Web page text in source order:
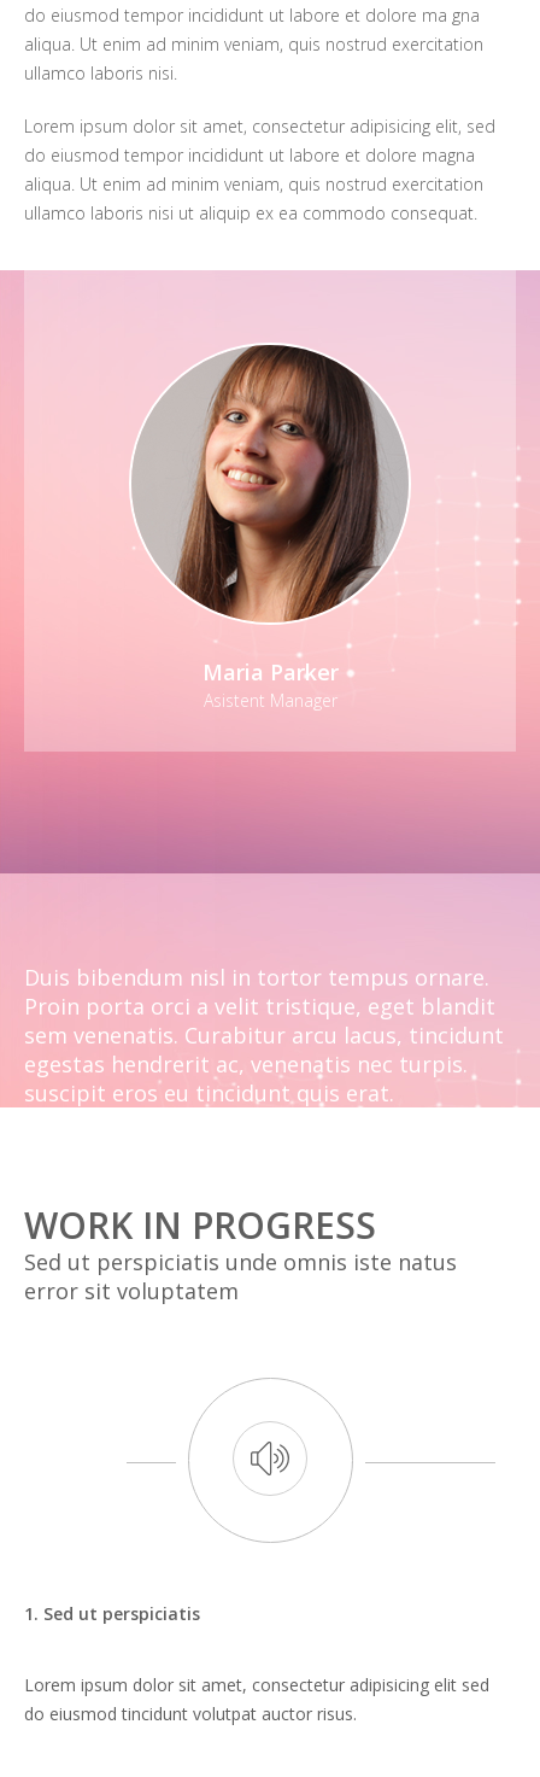
do eiusmod tempor incididunt ut labore et dolore ma gna
aliqua. Ut enim ad minim veniam, quis nostrud exercitation
ullamco laboris nisi.
Lorem ipsum dolor sit amet, consectetur adipisicing elit, sed
do eiusmod tempor incididunt ut labore et dolore magna
aliqua. Ut enim ad minim veniam, quis nostrud exercitation
ullamco laboris nisi ut aliquip ex ea commodo consequat.
Maria Parker
Asistent Manager
Duis bibendum nisl in tortor tempus ornare.
Proin porta orci a velit tristique, eget blandit
sem venenatis. Curabitur arcu lacus, tincidunt
egestas hendrerit ac, venenatis nec turpis.
suscipit eros eu tincidunt quis erat.
WORK IN PROGRESS
Sed ut perspiciatis unde omnis iste natus
error sit voluptatem
1. Sed ut perspiciatis
Lorem ipsum dolor sit amet, consectetur adipisicing elit sed
do eiusmod tincidunt volutpat auctor risus.